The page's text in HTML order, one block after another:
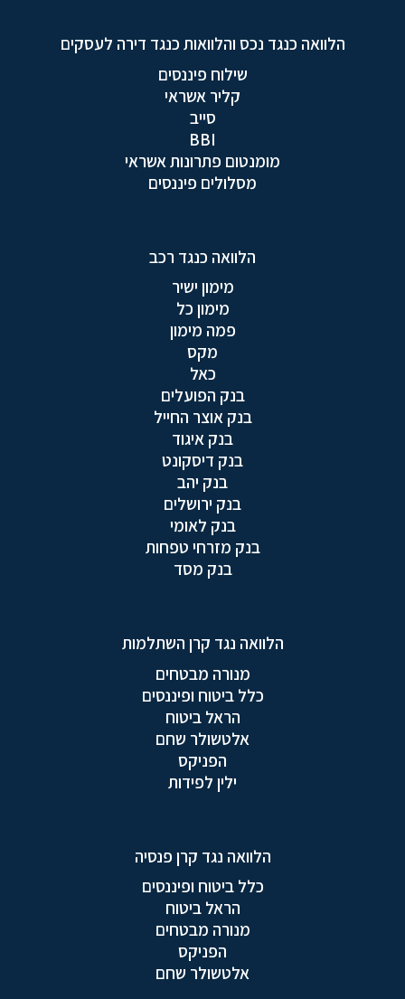
הלוואה כנגד נכס והלוואות כנגד דירה לעסקים
שילוח פיננסים
קליר אשראי
סייב
BBI
מומנטום פתרונות אשראי
מסלולים פיננסים
הלוואה כנגד רכב
מימון ישיר
מימון כל
פמה מימון
מקס
כאל
בנק הפועלים
בנק אוצר החייל
בנק איגוד
בנק דיסקונט
בנק יהב
בנק ירושלים
בנק לאומי
בנק מזרחי טפחות
בנק מסד
הלוואה נגד קרן השתלמות
מנורה מבטחים
כלל ביטוח ופיננסים
הראל ביטוח
אלטשולר שחם
הפניקס
ילין לפידות
הלוואה נגד קרן פנסיה
כלל ביטוח ופיננסים
הראל ביטוח
מנורה מבטחים
הפניקס
אלטשולר שחם